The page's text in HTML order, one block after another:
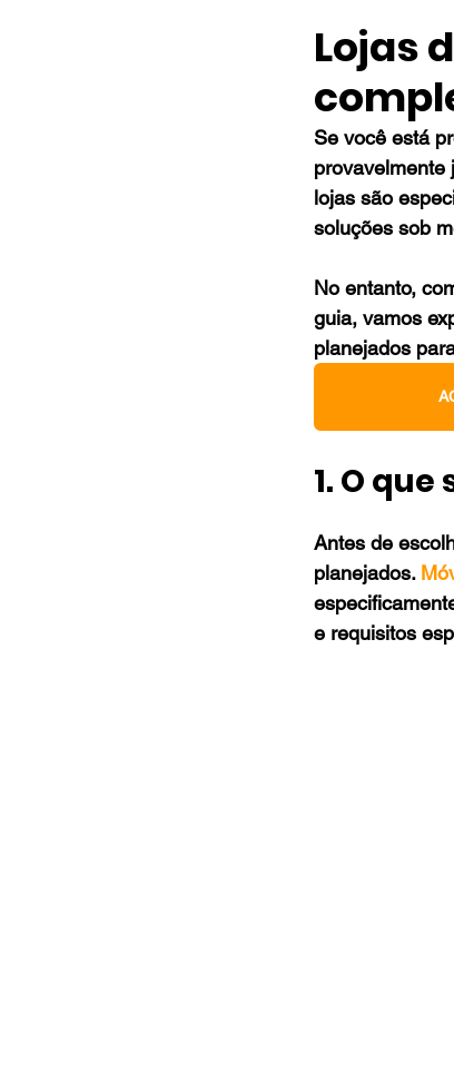
Lojas
Se você está
provavelmente
lojas são
soluções sob
No entanto,
guia, vamos
planejados
1. O
Antes de
planejados.
e requisitos